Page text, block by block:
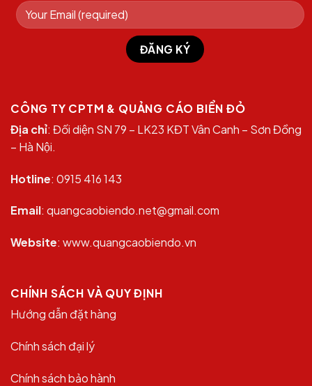
CÔNG TY CPTM & QUẢNG CÁO BIỂN ĐỎ
Địa chỉ: Đối diện SN 79 – LK23 KĐT Vân Canh – Sơn Đồng
– Hà Nội.
Hotline: 0915 416 143
Email: quangcaobiendo.net@gmail.com
Website: www.quangcaobiendo.vn
CHÍNH SÁCH VÀ QUY ĐỊNH
Hướng dẫn đặt hàng
Chính sách đại lý
Chính sách bảo hành